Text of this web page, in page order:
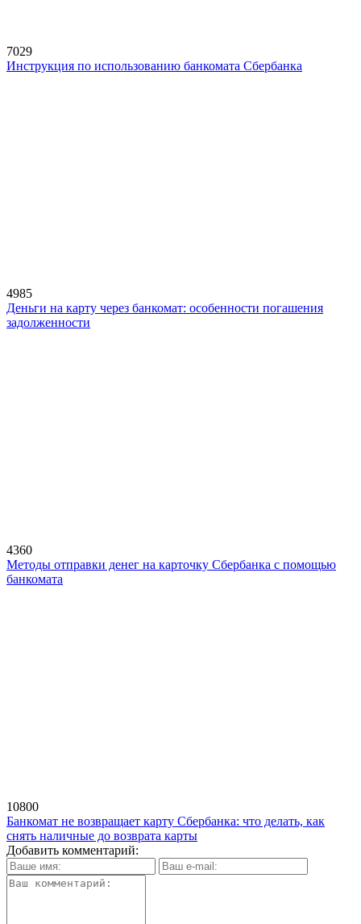
7029
Инструкция по использованию банкомата Сбербанка
4985
Деньги на карту через банкомат: особенности погашения
задолженности
4360
Методы отправки денег на карточку Сбербанка с помощью
банкомата
10800
Банкомат не возвращает карту Сбербанка: что делать, как
снять наличные до возврата карты
Добавить комментарий: